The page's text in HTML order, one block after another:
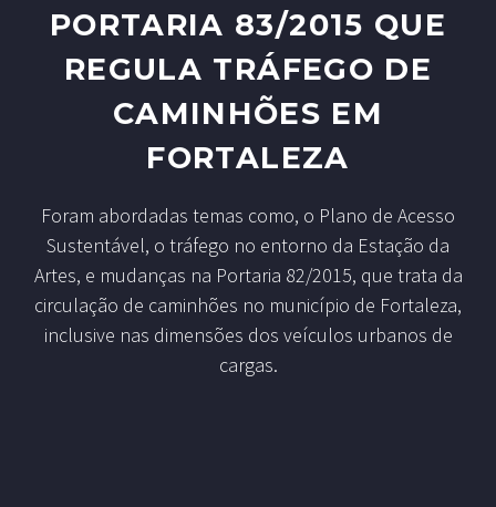
PORTARIA 83/2015 QUE
REGULA TRÁFEGO DE
CAMINHÕES EM
FORTALEZA
Foram abordadas temas como, o Plano de Acesso
Sustentável, o tráfego no entorno da Estação da
Artes, e mudanças na Portaria 82/2015, que trata da
circulação de caminhões no município de Fortaleza,
inclusive nas dimensões dos veículos urbanos de
cargas.